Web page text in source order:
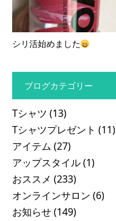
シリ活始めました
ブログカテゴリー
Tシャツ (13)
Tシャツプレゼント (11)
アイテム (27)
アップスタイル(1)
おススメ (233)
オンラインサロン (6)
お知らせ(149)